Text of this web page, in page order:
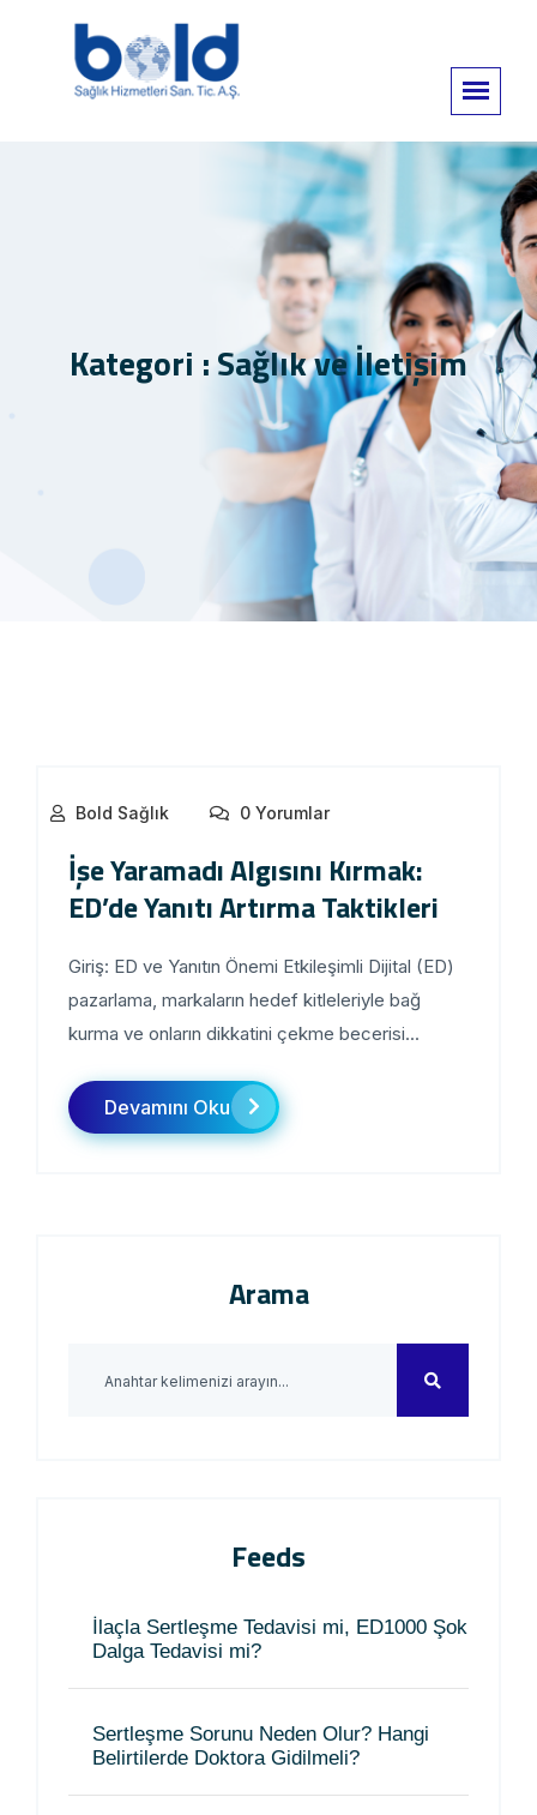
Kategori : Sağlık ve İletişim
Bold Sağlık 0 Yorumlar
İşe Yaramadı Algısını Kırmak:
ED’de Yanıtı Artırma Taktikleri
Giriş: ED ve Yanıtın Önemi Etkileşimli Dijital (ED)
pazarlama, markaların hedef kitleleriyle bağ
kurma ve onların dikkatini çekme becerisi...
Devamını Oku
Arama
Feeds
İlaçla Sertleşme Tedavisi mi, ED1000 Şok
Dalga Tedavisi mi?
Sertleşme Sorunu Neden Olur? Hangi
Belirtilerde Doktora Gidilmeli?